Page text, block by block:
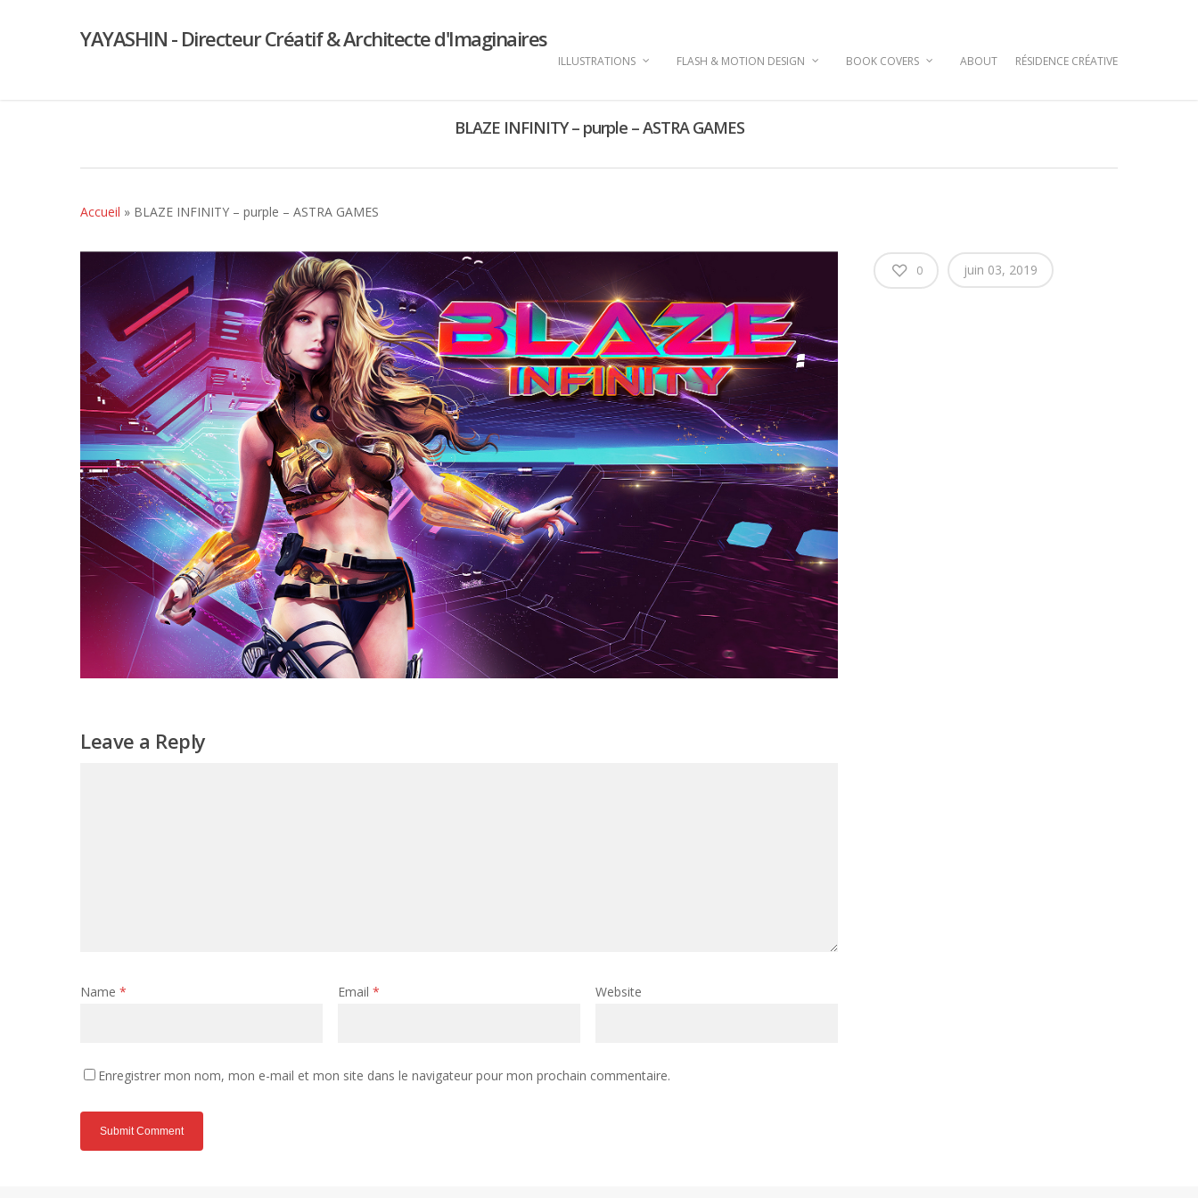
YAYASHIN - Directeur Créatif & Architecte d'Imaginaires
ILLUSTRATIONS FLASH & MOTION DESIGN BOOK COVERS ABOUT RÉSIDENCE CRÉATIVE
BLAZE INFINITY – purple – ASTRA GAMES
Accueil » BLAZE INFINITY – purple – ASTRA GAMES
Leave a Reply
Name * Email* Website
Enregistrer mon nom, mon e-mail et mon site dans le navigateur pour mon prochain commentaire.
0 juin 03, 2019